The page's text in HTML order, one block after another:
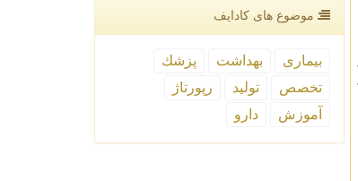
موضوع های كادایف
بیماری بهداشت
پزشك
تخصص
تولید
رپورتاژ
آموزش
دارو